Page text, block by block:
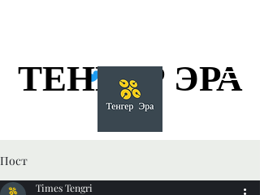
ТЕНГЕР ЭРА
ТЕНГЕР ЭРА
Пост
Times Tengri